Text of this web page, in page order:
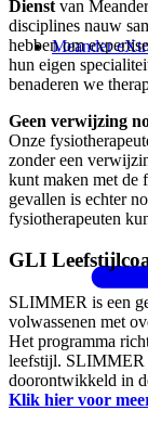
Meander
Dienst van
disciplines nauw
hebben om
hun eigen
benaderen we
Geen verwijzing
Onze
zonder een
kunt maken met de
gevallen is echter
fysiotherapeuten
GLI
SLIMMER is een
volwassenen met
Het programma
leefstijl. SLIMMER
doorontwikkeld in
Klik hier voor